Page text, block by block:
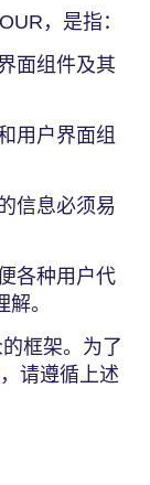
，是指：
面组件及其
用户界面组
信息必须易
各种用户代
。
框架。为了
，请遵循上述